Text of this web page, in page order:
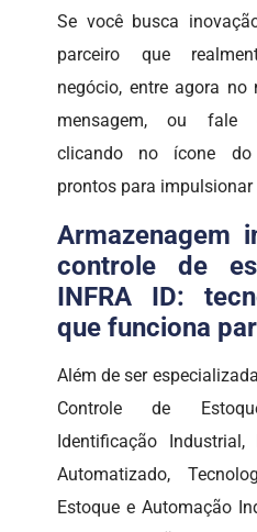
Se você busca
parceiro que
negócio, entre agora
mensagem, ou fale
clicando no ícone do
prontos para impulsionar
Armazenagem
controle de
INFRA ID:
que funciona
Além de ser
Controle de
Identificação Industrial,
Automatizado,
Estoque e Automação